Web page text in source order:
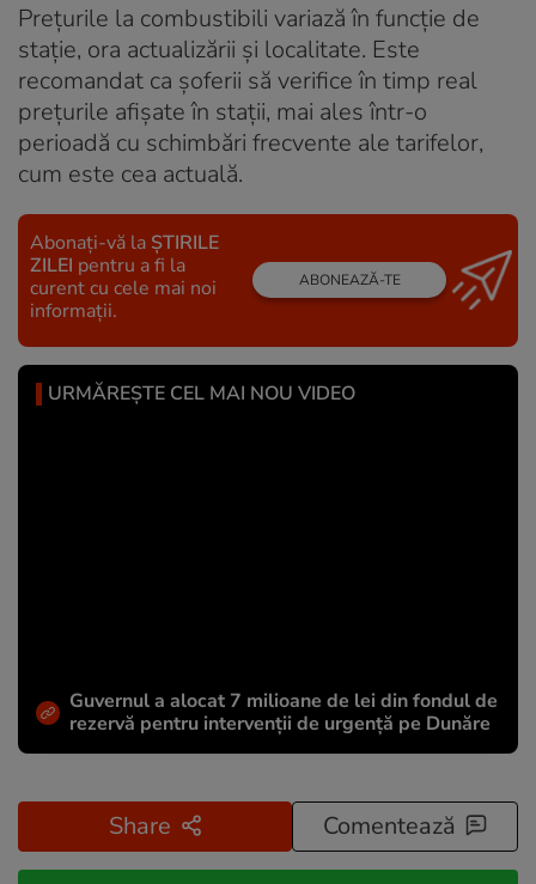
Prețurile la combustibili variază în funcție de
stație, ora actualizării și localitate. Este
recomandat ca șoferii să verifice în timp real
prețurile afișate în stații, mai ales într-o
perioadă cu schimbări frecvente ale tarifelor,
cum este cea actuală.
Abonați-vă la ȘTIRILE
ZILEI pentru a fi la
curent cu cele mai noi
informații.
ABONEAZĂ-TE
URMĂREȘTE CEL MAI NOU VIDEO
Guvernul a alocat 7 milioane de lei din fondul de
rezervă pentru intervenții de urgență pe Dunăre
Share Comentează